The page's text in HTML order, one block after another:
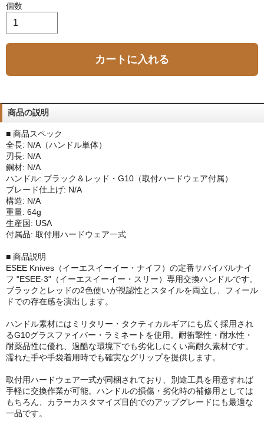
個数
カートに入れる
商品の説明
■ 商品スペック
全長: N/A（ハンドル単体）
刃長: N/A
鋼材: N/A
ハンドル: ブラック＆レッド・G10（取付ハードウェア付属）
ブレード仕上げ: N/A
構造: N/A
重量: 64g
生産国: USA
付属品: 取付用ハードウェア一式
■ 商品説明
ESEE Knives（イーエスイーイー・ナイフ）の定番サバイバルナイ
フ "ESEE-3"（イーエスイーイー・スリー）専用交換ハンドルです。
ブラックとレッドの2色使いが視認性とスタイルを両立し、フィール
ドでの存在感を演出します。
ハンドル素材にはミリタリー・タクティカルギアにも広く採用され
るG10グラスファイバー・ラミネートを使用。耐衝撃性・耐水性・
耐薬品性に優れ、過酷な環境下でも劣化しにくい高耐久素材です。
濡れた手や手袋着用時でも確実なグリップを提供します。
取付用ハードウェア一式が同梱されており、別途工具を用意すれば
手軽に交換作業が可能。ハンドルの損傷・劣化時の補修用としては
もちろん、カラーカスタマイズ目的でのアップグレードにも最適な
一品です。